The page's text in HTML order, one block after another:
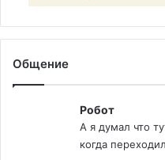
Общение
Робот
А я думал что
когда